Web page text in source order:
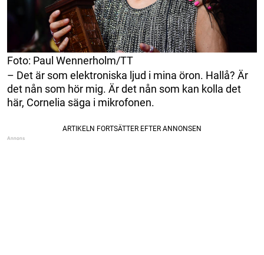
Foto: Paul Wennerholm/TT
– Det är som elektroniska ljud i mina öron. Hallå? Är
det nån som hör mig. Är det nån som kan kolla det
här, Cornelia säga i mikrofonen.